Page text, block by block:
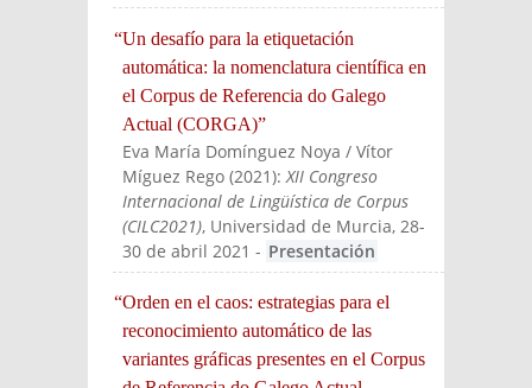
“Un desafío para la etiquetación
automática: la nomenclatura científica en
el Corpus de Referencia do Galego
Actual (CORGA)”
Eva María Domínguez Noya / Vítor
Míguez Rego (2021):XII Congreso
Internacional de Lingüística de Corpus
(CILC2021), Universidad de Murcia, 28-
30 de abril 2021 - Presentación
“Orden en el caos: estrategias para el
reconocimiento automático de las
variantes gráficas presentes en el Corpus